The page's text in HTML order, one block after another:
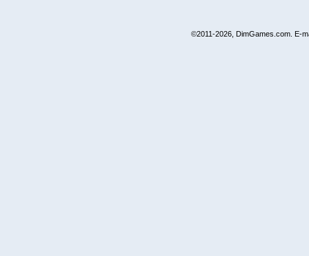
©2011-2026, DimGames.com. E-